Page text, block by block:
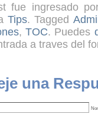
fue ingresado
Tips. Tagged
, TOC. Puedes
a traves del
una